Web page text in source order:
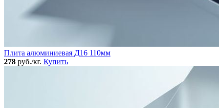
Плита алюминиевая Д16 110мм
278 руб./кг. Купить